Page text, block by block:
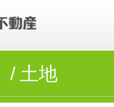
土地